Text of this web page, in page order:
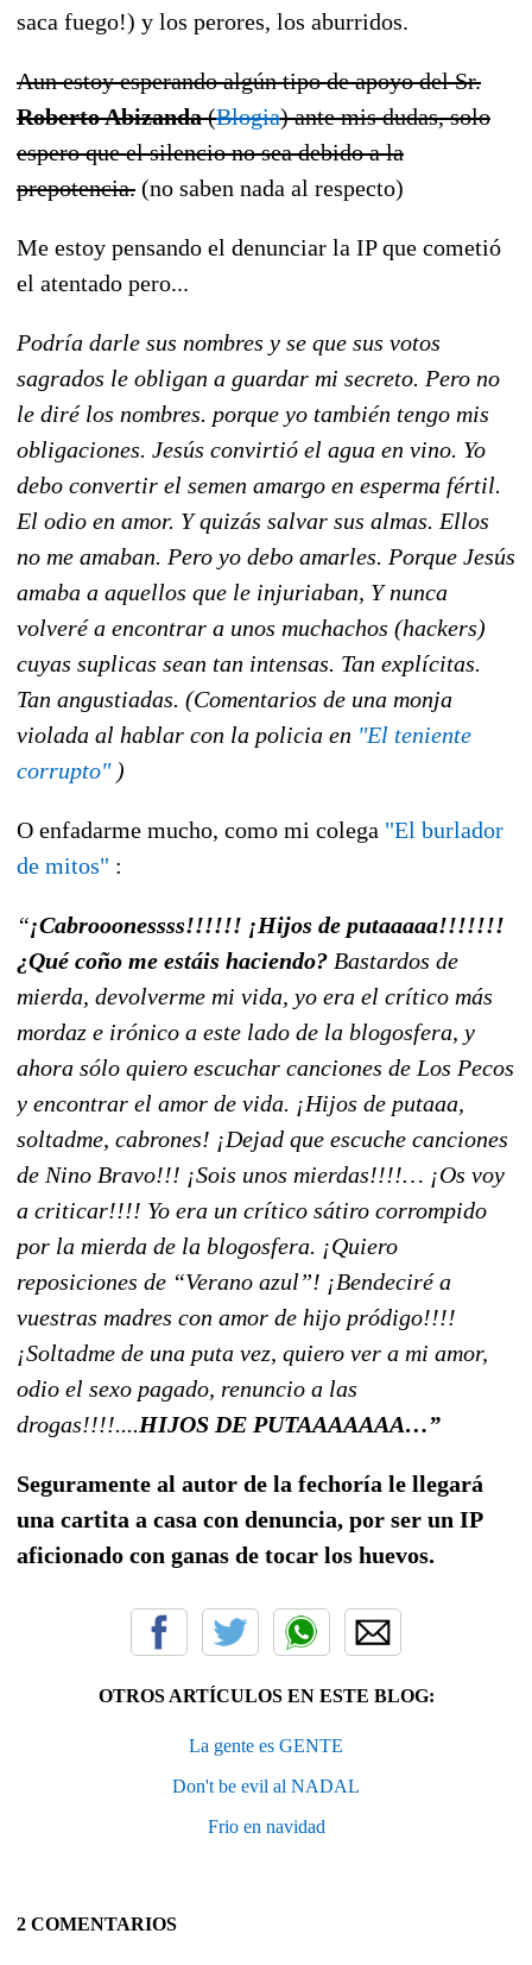
saca fuego!) y los perores, los aburridos.
Aun estoy esperando algún tipo de apoyo del Sr.
Roberto Abizanda(Blogia) ante mis dudas, solo
espero que el silencio no sea debido a la
prepotencia. (no saben nada al respecto)
Me estoy pensando el denunciar la IP que cometió
el atentado pero...
Podría darle sus nombres y se que sus votos
sagrados le obligan a guardar mi secreto. Pero no
le diré los nombres. porque yo también tengo mis
obligaciones. Jesús convirtió el agua en vino. Yo
debo convertir el semen amargo en esperma fértil.
El odio en amor. Y quizás salvar sus almas. Ellos
no me amaban. Pero yo debo amarles. Porque Jesús
amaba a aquellos que le injuriaban, Y nunca
volveré a encontrar a unos muchachos (hackers)
cuyas suplicas sean tan intensas. Tan explícitas.
Tan angustiadas. (Comentarios de una monja
violada al hablar con la policia en "El teniente
corrupto")
O enfadarme mucho, como mi colega "El burlador
de mitos" :
“¡Cabrooonessss!!!!!! ¡Hijos de putaaaaa!!!!!!!
¿Qué coño me estáis haciendo? Bastardos de
mierda, devolverme mi vida, yo era el crítico más
mordaz e irónico a este lado de la blogosfera, y
ahora sólo quiero escuchar canciones de Los Pecos
y encontrar el amor de vida. ¡Hijos de putaaa,
soltadme, cabrones! ¡Dejad que escuche canciones
de Nino Bravo!!! ¡Sois unos mierdas!!!!… ¡Os voy
a criticar!!!! Yo era un crítico sátiro corrompido
por la mierda de la blogosfera. ¡Quiero
reposiciones de “Verano azul”! ¡Bendeciré a
vuestras madres con amor de hijo pródigo!!!!
¡Soltadme de una puta vez, quiero ver a mi amor,
odio el sexo pagado, renuncio a las
drogas!!!!....HIJOS DE PUTAAAAAAA…”
Seguramente al autor de la fechoría le llegará
una cartita a casa con denuncia, por ser un IP
aficionado con ganas de tocar los huevos.
OTROS ARTÍCULOS EN ESTE BLOG:
La gente es GENTE
Don't be evil al NADAL
Frio en navidad
2 COMENTARIOS